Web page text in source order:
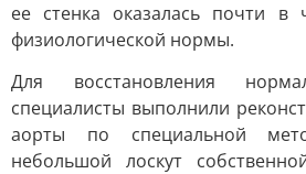
ее стенка оказалась почти в
физиологической нормы.
Для восстановления
специалисты выполнили
аорты по специальной
небольшой лоскут